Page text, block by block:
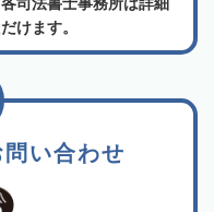
けます。
い合わせ